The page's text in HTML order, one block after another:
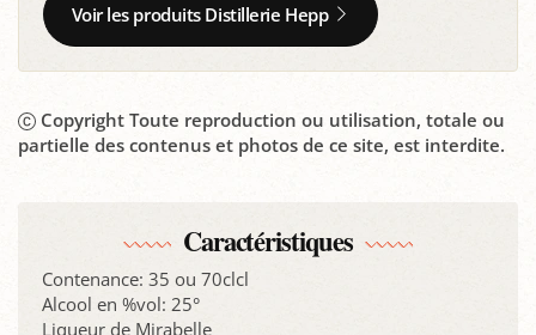
Voir les produits Distillerie Hepp
Copyright Toute reproduction ou utilisation, totale ou
partielle des contenus et photos de ce site, est interdite.
Caractéristiques
Contenance: 35 ou 70clcl
Alcool en %vol: 25°
Liqueur de Mirabelle